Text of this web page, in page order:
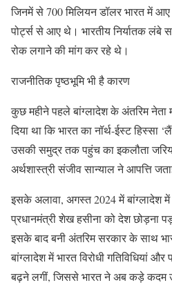
जिनमें से 700 मिलियन डॉलर भारत में
पोर्ट्स से आए थे। भारतीय निर्यातक
रोक लगाने की मांग कर रहे थे।
राजनीतिक पृष्ठभूमि भी है कारण
कुछ महीने पहले बांग्लादेश के अंतरिम नेता
दिया था कि भारत का नॉर्थ-ईस्ट हिस्सा
उसकी समुद्र तक पहुंच का इकलौता
अर्थशास्त्री संजीव सान्याल ने आपत्ति
इसके अलावा, अगस्त 2024 में बांग्लादेश
प्रधानमंत्री शेख हसीना को देश छोड़ना
इसके बाद बनी अंतरिम सरकार के साथ
बांग्लादेश में भारत विरोधी गतिविधियां
बढ़ने लगीं, जिससे भारत ने अब कड़े कदम